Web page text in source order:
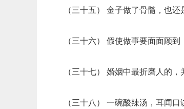
（三十五） 金子做了骨髓，也还
（三十六） 假使做事要面面顾到
（三十七） 婚姻中最折磨人的，
（三十八） 一碗酸辣汤，耳闻